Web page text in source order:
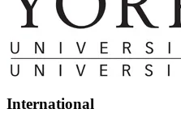
International